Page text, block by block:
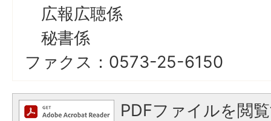
広報広聴係
秘書係
ファクス：0573-25-6150
PDFファイルを閲